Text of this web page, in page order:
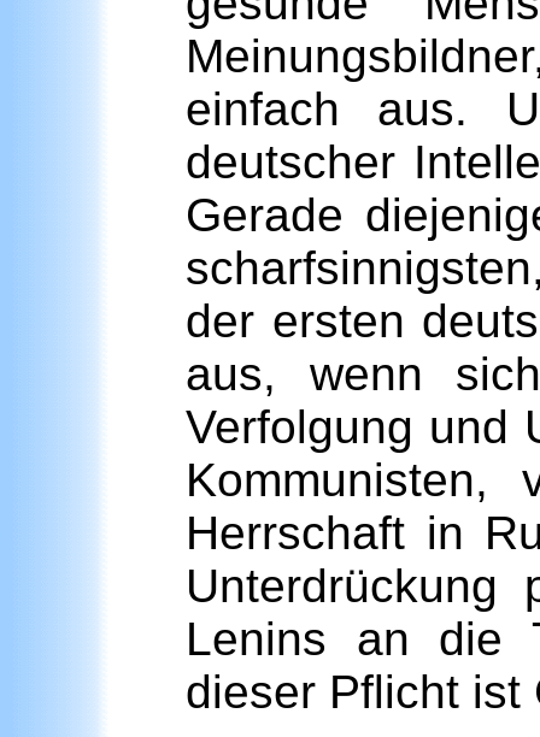
einfach aus.
deutscher
Gerade
der ersten
aus, wenn
Verfolgung und
Herrschaft in
Unterdrückung
Lenins an die
dieser Pflicht ist